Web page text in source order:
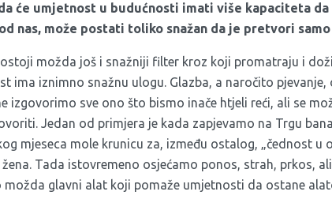
će umjetnost u budućnosti imati više kapaciteta
nas, može postati toliko snažan da je pretvori
možda još i snažniji filter kroz koji promatraju i
ima iznimno snažnu ulogu. Glazba, a naročito pjevanje,
izgovorimo sve ono što bismo inače htjeli reći, ali se
Jedan od primjera je kada zapjevamo na Trgu
mjeseca mole krunicu za, između ostalog, „čednost u
Tada istovremeno osjećamo ponos, strah, prkos,
možda glavni alat koji pomaže umjetnosti da ostane